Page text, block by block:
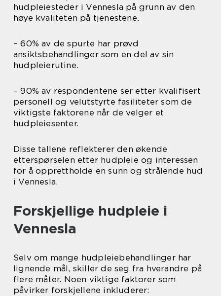
hudpleiesteder i Vennesla på grunn av den
høye kvaliteten på tjenestene.
– 60% av de spurte har prøvd
ansiktsbehandlinger som en del av sin
hudpleierutine.
– 90% av respondentene ser etter kvalifisert
personell og velutstyrte fasiliteter som de
viktigste faktorene når de velger et
hudpleiesenter.
Disse tallene reflekterer den økende
etterspørselen etter hudpleie og interessen
for å opprettholde en sunn og strålende hud
i Vennesla.
Forskjellige hudpleie i
Vennesla
Selv om mange hudpleiebehandlinger har
lignende mål, skiller de seg fra hverandre på
flere måter. Noen viktige faktorer som
påvirker forskjellene inkluderer: